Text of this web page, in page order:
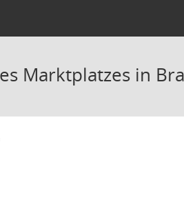
Marktplatzes in